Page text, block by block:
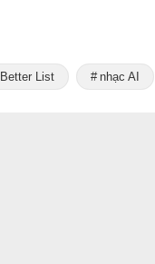
Better List nhạc AI